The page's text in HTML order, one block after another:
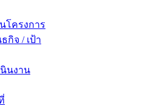
โครงการ
กิจ / เป้า
นงาน